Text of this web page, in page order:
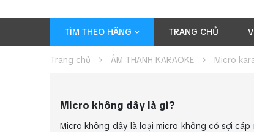
TÌM THEO HÃNG TRANG CHỦ
Trang chủ ÂM THANH KARAOKE Micro
Micro không dây là gì?
Micro không dây là loại micro không có sợi